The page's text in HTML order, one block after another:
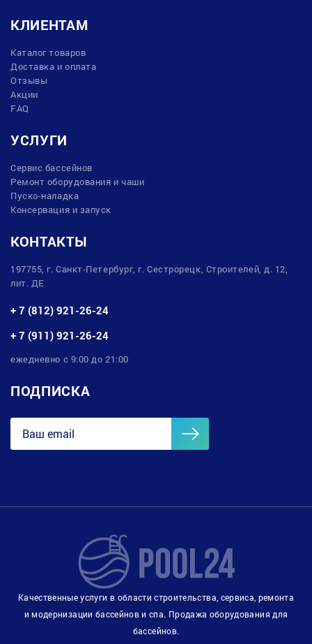
КЛИЕНТАМ
Каталог товаров
Доставка и оплата
Отзывы
Акции
FAQ
УСЛУГИ
Сервис бассейнов
Ремонт оборудования и чаши
Пуско-наладка
Консервация и запуск
КОНТАКТЫ
197755, г. Санкт-Петербург, г. Сестрорецк, Строителей, д. 12,
лит. ДЕ
+ 7 (812) 921-26-24
+ 7 (911) 921-26-24
ежедневно с 9:00 до 21:00
ПОДПИСКА
Качественные услуги в области строительства, сервиса, ремонта
и модернизации бассейнов и спа. Продажа оборудования для
бассейнов.